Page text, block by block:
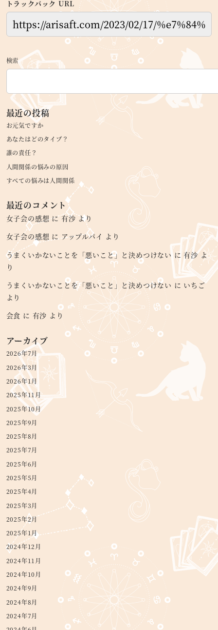
トラックバック URL
検索
最近の投稿
お元気ですか
あなたはどのタイプ？
誰の責任？
人間関係の悩みの原因
すべての悩みは人間関係
最近のコメント
女子会の感想に有沙 より
女子会の感想 にアップルパイ より
うまくいかないことを「悪いこと」と決めつけない に有沙よ
り
うまくいかないことを「悪いこと」と決めつけない に いちご
より
会食 に 有沙 より
アーカイブ
2026年7月
2026年3月
2026年1月
2025年11月
2025年10月
2025年9月
2025年8月
2025年7月
2025年6月
2025年5月
2025年4月
2025年3月
2025年2月
2025年1月
2024年12月
2024年11月
2024年10月
2024年9月
2024年8月
2024年7月